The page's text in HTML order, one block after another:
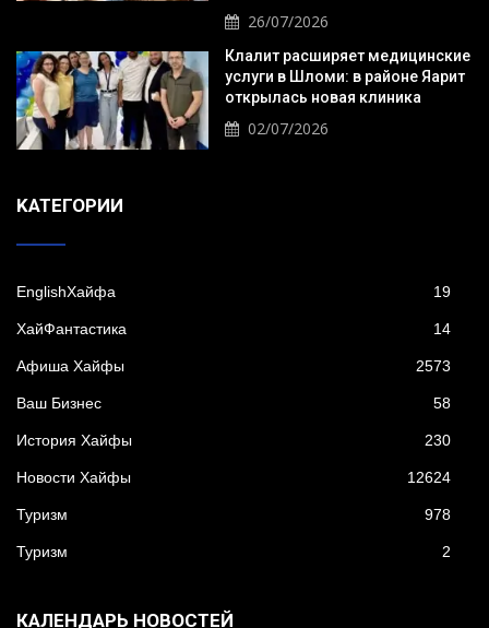
26/07/2026
Клалит расширяет медицинские
услуги в Шломи: в районе Яарит
открылась новая клиника
02/07/2026
KАТЕГОРИИ
EnglishХайфа 19
XайФантастика 14
Афиша Хайфы 2573
Ваш Бизнес 58
История Хайфы 230
Новости Хайфы 12624
Туризм 978
Туризм 2
КАЛЕНДАРЬ НОВОСТЕЙ